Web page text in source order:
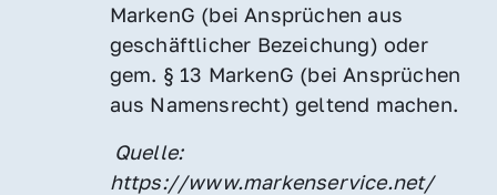
MarkenG (bei Ansprüchen aus
geschäftlicher Bezeichung) oder
gem. § 13 MarkenG (bei Ansprüchen
aus Namensrecht) geltend machen.
https://www.markenservice.net/